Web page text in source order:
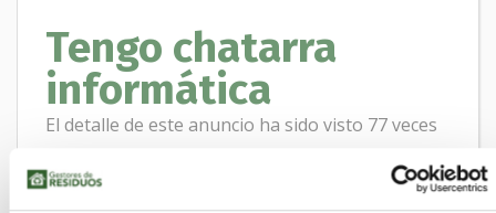
Tengo chatarra
informática
El detalle de este anuncio ha sido visto 77 veces
Tengo una tienda de informática y tengo
placas base, disco duros, memorias,